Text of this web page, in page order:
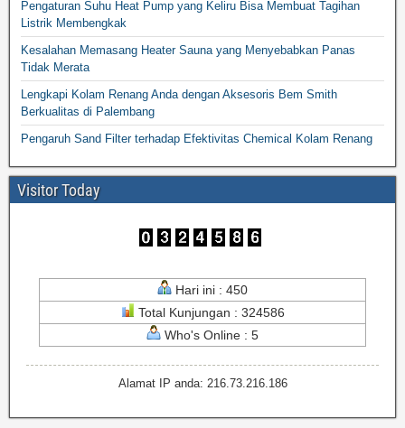
Pengaturan Suhu Heat Pump yang Keliru Bisa Membuat Tagihan
Listrik Membengkak
Kesalahan Memasang Heater Sauna yang Menyebabkan Panas
Tidak Merata
Lengkapi Kolam Renang Anda dengan Aksesoris Bem Smith
Berkualitas di Palembang
Pengaruh Sand Filter terhadap Efektivitas Chemical Kolam Renang
Visitor Today
Hari ini : 450
Total Kunjungan : 324586
Who's Online : 5
Alamat IP anda: 216.73.216.186